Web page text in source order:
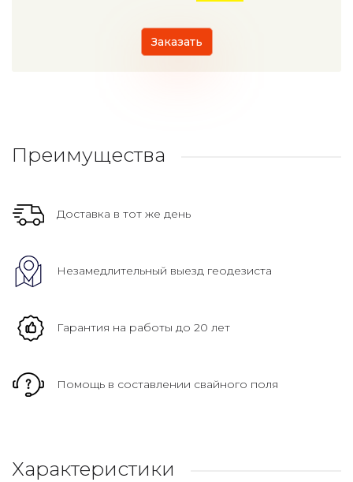
Заказать
Преимущества
Доставка в тот же день
Незамедлительный выезд геодезиста
Гарантия на работы до 20 лет
Помощь в составлении свайного поля
Характеристики